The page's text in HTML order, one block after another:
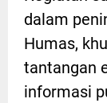
dalam
Humas,
tantangan
informasi